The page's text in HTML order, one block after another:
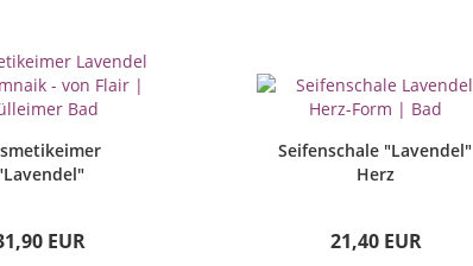
EUR
Seifenschale "Lavendel"
Herz
21,40 EUR